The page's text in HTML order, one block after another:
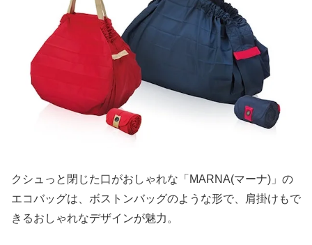
クシュっと閉じた口がおしゃれな「MARNA(マーナ)」の
エコバッグは、ボストンバッグのような形で、肩掛けもで
きるおしゃれなデザインが魅力。